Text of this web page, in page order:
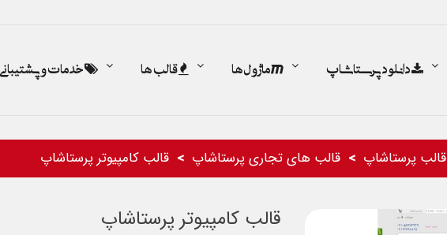
دانلود پرستاشاپ ماژول ها قالب ها خدمات و پشتیبانی
قالب پرستاشاپ قالب های تجاری پرستاشاپ قالب کامپیوتر پرستاشاپ
قالب کامپیوتر پرستاشاپ